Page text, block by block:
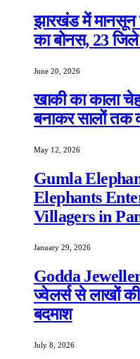
झारखंड में मानसून
का बोनस, 23
June 20, 2026
खाकी का काला
बनाकर सालों तक
May 12, 2026
Gumla
Elephants
Villagers in
January 29, 2026
Godda
ज्वेलर्स से लाखों
बदमाश
July 8, 2026